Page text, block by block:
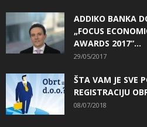
ADDIKO BANKA
„FOCUS
AWARDS 2017“...
29/05/2017
ŠTA VAM JE SVE
REGISTRACIJU
08/07/2018